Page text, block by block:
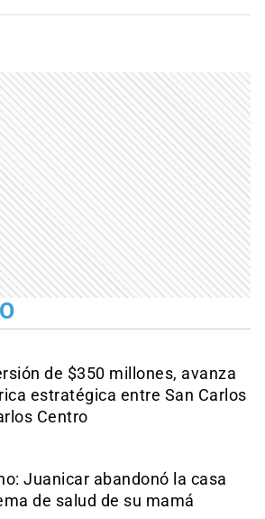
de $350 millones, avanza
estratégica entre San Carlos
Centro
Juanicar abandonó la casa
de salud de su mamá